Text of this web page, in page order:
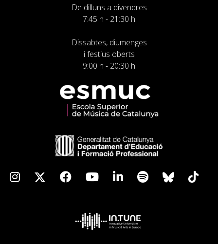
De dilluns a divendres
7:45 h - 21:30 h
Dissabtes, diumenges
i festius oberts
9:00 h - 20:30 h